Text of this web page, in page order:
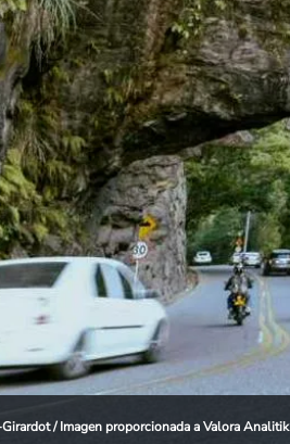
/ Imagen proporcionada a Valora Analitik